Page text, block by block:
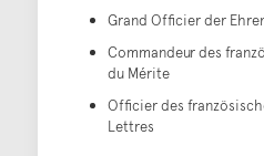
Grand Officier der
Commandeur des
du Mérite
Officier des
Lettres